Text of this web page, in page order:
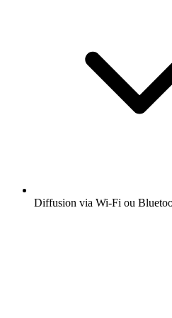
Diffusion via Wi-Fi ou